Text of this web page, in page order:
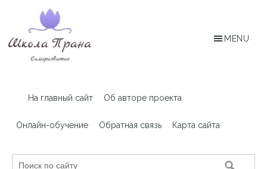
main
content
footer
сайта
PranaRussia.in
пранолечению
На главный сайт Об авторе проекта
Онлайн-обучение Обратная связь Карта сайта
Поиск
MENU